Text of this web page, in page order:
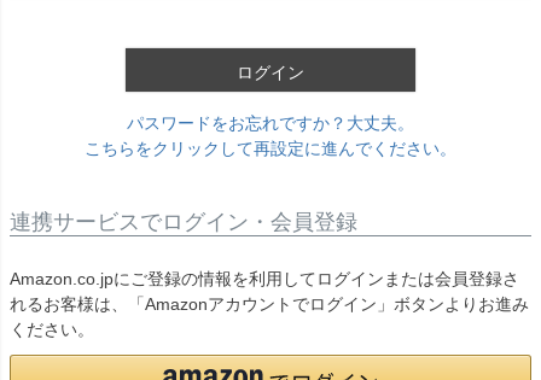
ログイン
パスワードをお忘れですか？大丈夫。
こちらをクリックして再設定に進んでください。
連携サービスでログイン・会員登録
Amazon.co.jpにご登録の情報を利用してログインまたは会員登録さ
れるお客様は、「Amazonアカウントでログイン」ボタンよりお進み
ください。